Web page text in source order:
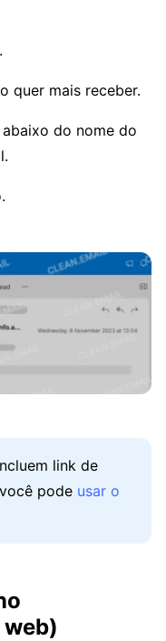
quer mais receber.
abaixo do nome do
link de
pode usar o